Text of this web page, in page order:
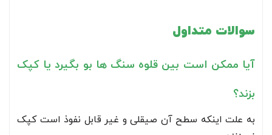
سوالات متداول
آیا ممکن است بین قلوه سنگ ها بو بگیرد یا کپک
بزند؟
به علت اینکه سطح آن صیقلی و غیر قابل نفوذ است کپک